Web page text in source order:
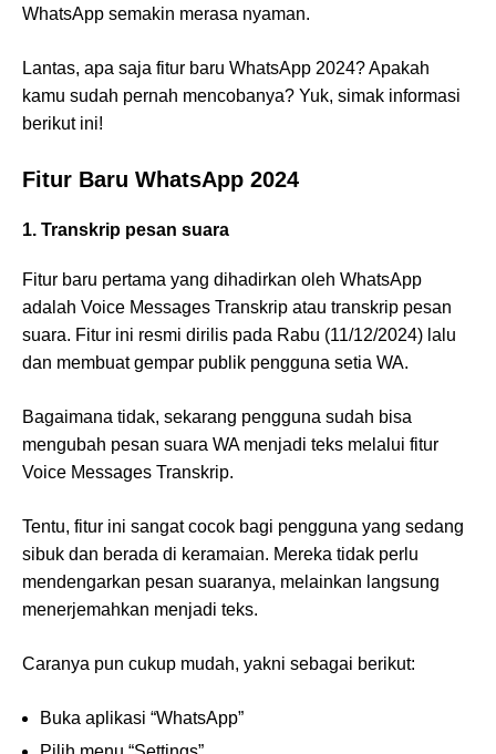
WhatsApp semakin merasa nyaman.
Lantas, apa saja fitur baru WhatsApp 2024? Apakah
kamu sudah pernah mencobanya? Yuk, simak informasi
berikut ini!
Fitur Baru WhatsApp 2024
1. Transkrip pesan suara
Fitur baru pertama yang dihadirkan oleh WhatsApp
adalah Voice Messages Transkrip atau transkrip pesan
suara. Fitur ini resmi dirilis pada Rabu (11/12/2024) lalu
dan membuat gempar publik pengguna setia WA.
Bagaimana tidak, sekarang pengguna sudah bisa
mengubah pesan suara WA menjadi teks melalui fitur
Voice Messages Transkrip.
Tentu, fitur ini sangat cocok bagi pengguna yang sedang
sibuk dan berada di keramaian. Mereka tidak perlu
mendengarkan pesan suaranya, melainkan langsung
menerjemahkan menjadi teks.
Caranya pun cukup mudah, yakni sebagai berikut:
Buka aplikasi “WhatsApp”